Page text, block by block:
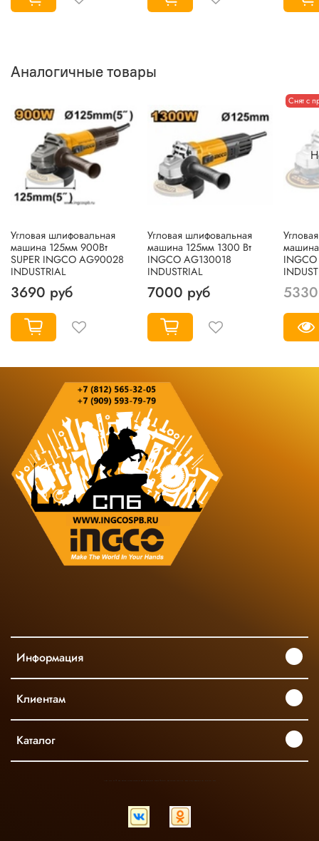
Аналогичные товары
Угловая шлифовальная
машина 125мм 900Вт
SUPER INGCO AG90028
INDUSTRIAL
3690 руб
Угловая шлифовальная
машина 125мм 1300 Вт
INGCO AG130018
INDUSTRIAL
7000 руб
Снят с
Информация
Клиентам
Каталог